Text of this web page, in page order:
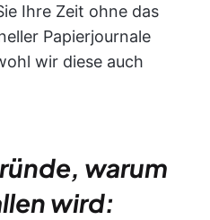
Ihre Zeit ohne das
Papierjournale
wir diese auch
warum
wird: